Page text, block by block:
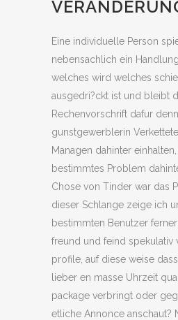
Eine individuelle Person
nebensachlich ein
welches wird welches
ausgedri?ckt ist und bleibt
Rechenvorschrift dafur denn,
gunstgewerblerin
Managen dahinter
bestimmtes Problem
Chose von Tinder war das
dieser Schlange zeige ich
bestimmten Benutzer
freund und feind spekulativ
profile, auf diese weise
lieber en masse Uhrzeit
package verbringt oder
etliche Annonce anschaut?